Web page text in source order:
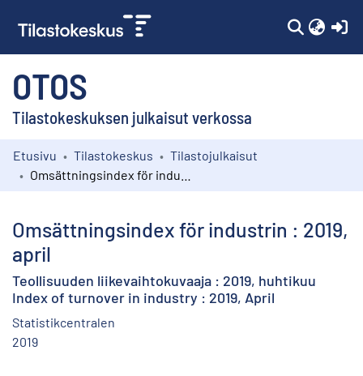
OTOS
Tilastokeskuksen julkaisut verkossa
Kokoelmat
Etusivu Tilastokeskus
Tilastojulkaisut
Omsättningsindex för industrin : 2019,
april
Teollisuuden liikevaihtokuvaaja : 2019, huhtikuu
Index of turnover in industry : 2019, April
Statistikcentralen
2019